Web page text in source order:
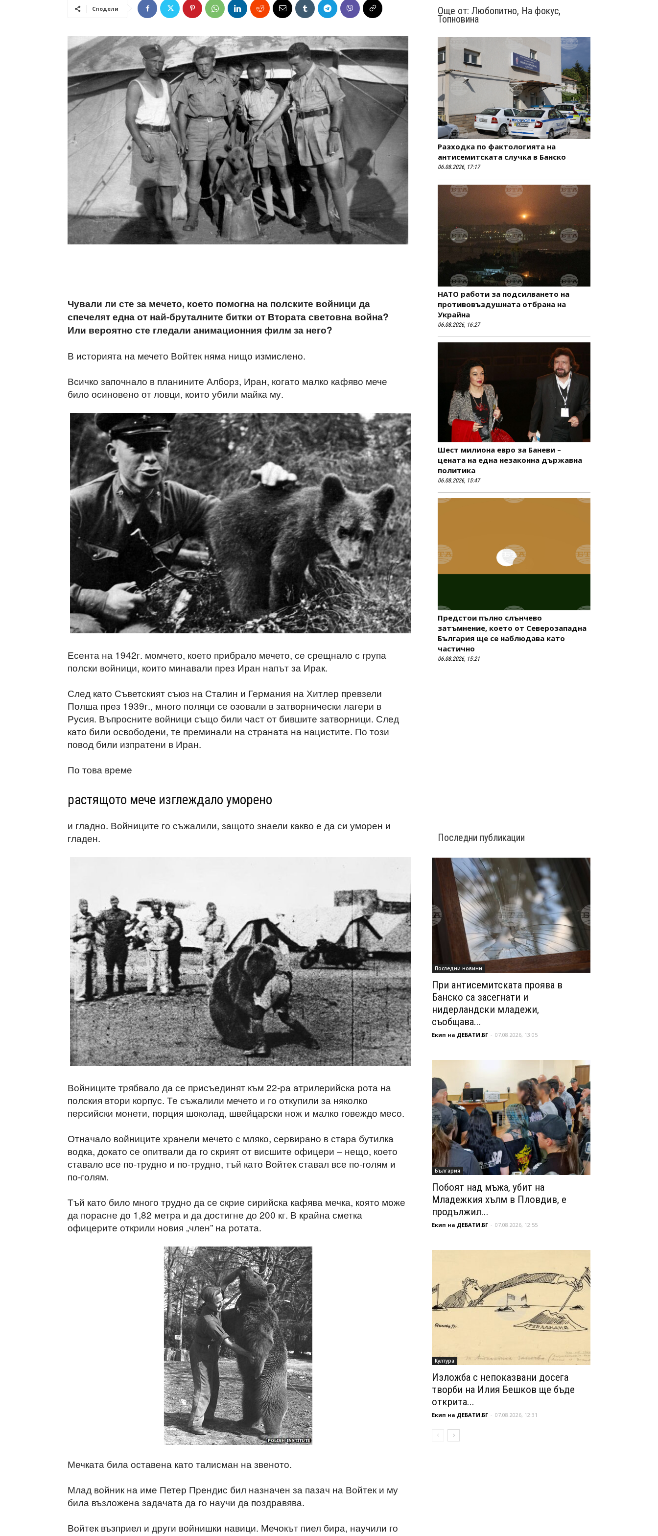
Сподели
Чували ли сте за мечето, което помогна на полските войници да
спечелят една от най-бруталните битки от Втората световна война?
Или вероятно сте гледали анимационния филм за него?
В историята на мечето Войтек няма нищо измислено.
Всичко започнало в планините Алборз, Иран, когато малко кафяво мече
било осиновено от ловци, които убили майка му.
Есента на 1942г. момчето, което прибрало мечето, се срещнало с група
полски войници, които минавали през Иран напът за Ирак.
След като Съветският съюз на Сталин и Германия на Хитлер превзели
Полша през 1939г., много поляци се озовали в затворнически лагери в
Русия. Въпросните войници също били част от бившите затворници. След
като били освободени, те преминали на страната на нацистите. По този
повод били изпратени в Иран.
По това време
растящото мече изглеждало уморено
и гладно. Войниците го съжалили, защото знаели какво е да си уморен и
гладен.
Войниците трябвало да се присъединят към 22-ра атрилерийска рота на
полския втори корпус. Те съжалили мечето и го откупили за няколко
персийски монети, порция шоколад, швейцарски нож и малко говеждо месо.
Отначало войниците хранели мечето с мляко, сервирано в стара бутилка
водка, докато се опитвали да го скрият от висшите офицери – нещо, което
ставало все по-трудно и по-трудно, тъй като Войтек ставал все по-голям и
по-голям.
Тъй като било много трудно да се скрие сирийска кафява мечка, която може
да порасне до 1,82 метра и да достигне до 200 кг. В крайна сметка
офицерите открили новия „член” на ротата.
Мечката била оставена като талисман на звеното.
Млад войник на име Петер Прендис бил назначен за пазач на Войтек и му
била възложена задачата да го научи да поздравява.
Войтек възприел и други войнишки навици. Мечокът пиел бира, научили го
Още от: Любопитно, На фокус,
Топновина
Разходка по фактологията на
антисемитската случка в Банско
06.08.2026, 17:17
НАТО работи за подсилването на
противовъздушната отбрана на
Украйна
06.08.2026, 16:27
Шест милиона евро за Баневи –
цената на една незаконна държавна
политика
06.08.2026, 15:47
Предстои пълно слънчево
затъмнение, което от Северозападна
България ще се наблюдава като
частично
06.08.2026, 15:21
Последни публикации
Последни новини
При антисемитската проява в
Банско са засегнати и
нидерландски младежи,
съобщава...
Екип на ДЕБАТИ.БГ - 07.08.2026, 13:05
България
Побоят над мъжа, убит на
Младежкия хълм в Пловдив, е
продължил...
Екип на ДЕБАТИ.БГ - 07.08.2026, 12:55
Култура
Изложба с непоказвани досега
творби на Илия Бешков ще бъде
открита...
Екип на ДЕБАТИ.БГ - 07.08.2026, 12:31